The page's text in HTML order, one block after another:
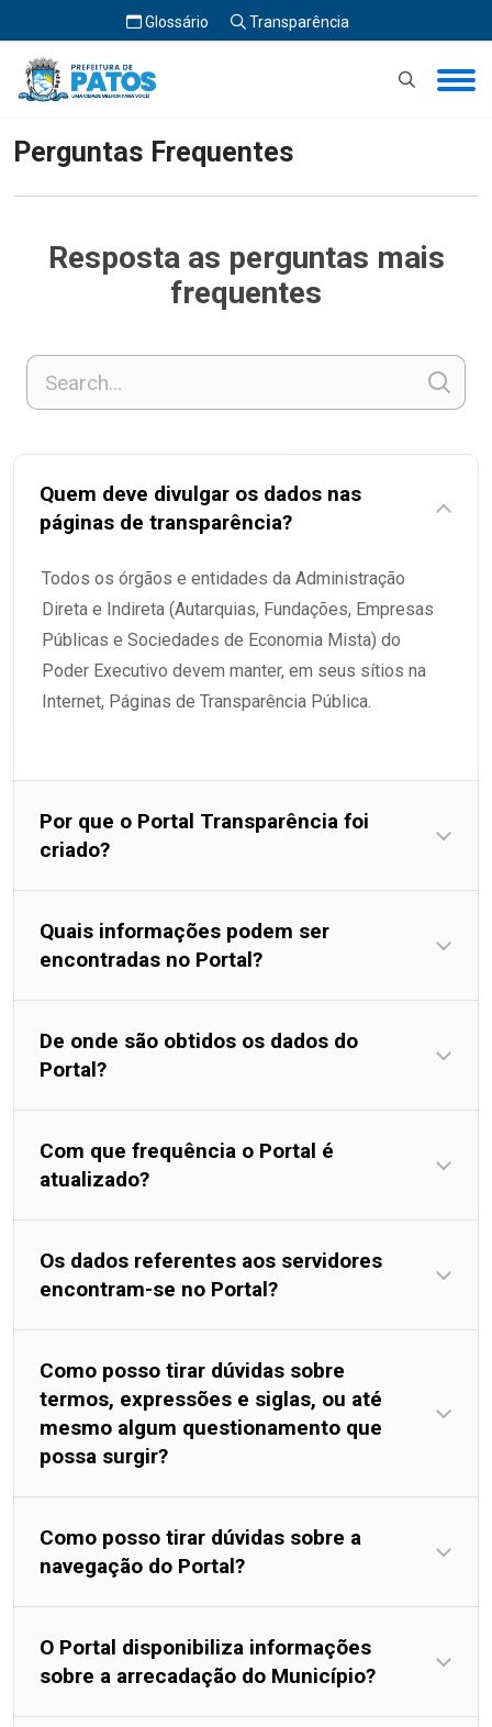
Glossário Transparência
Início Perguntas Frequentes
Perguntas Frequentes
Resposta as perguntas mais
frequentes
Quem deve divulgar os dados nas
páginas de transparência?
Todos os órgãos e entidades da Administração
Direta e Indireta (Autarquias, Fundações, Empresas
Públicas e Sociedades de Economia Mista) do
Poder Executivo devem manter, em seus sítios na
Internet, Páginas de Transparência Pública.
Por que o Portal Transparência foi
criado?
Quais informações podem ser
encontradas no Portal?
De onde são obtidos os dados do
Portal?
Com que frequência o Portal é
atualizado?
Os dados referentes aos servidores
encontram-se no Portal?
Como posso tirar dúvidas sobre
termos, expressões e siglas, ou até
mesmo algum questionamento que
possa surgir?
Como posso tirar dúvidas sobre a
navegação do Portal?
O Portal disponibiliza informações
sobre a arrecadação do Município?